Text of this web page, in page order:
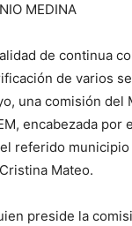
MEDINA
de continua
de varios
una comisión del
encabezada por
referido
Mateo.
preside la